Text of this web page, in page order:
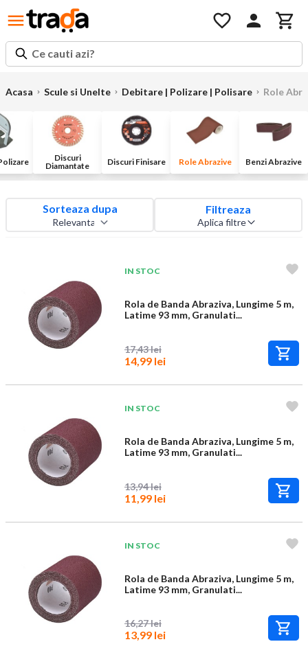
Ce cauti azi?
Acasa Scule si Unelte Debitare | Polizare | Polisare Role
Discuri
Diamantate
Discuri Finisare Role Abrazive Benzi Abrazive
Sorteaza dupa Filtreaza
Aplica filtre
IN STOC
Rola de Banda Abraziva, Lungime 5 m,
Latime 93 mm, Granulati...
17,43 lei
14,99 lei
IN STOC
Rola de Banda Abraziva, Lungime 5 m,
Latime 93 mm, Granulati...
13,94 lei
11,99 lei
IN STOC
Rola de Banda Abraziva, Lungime 5 m,
Latime 93 mm, Granulati...
16,27 lei
13,99 lei